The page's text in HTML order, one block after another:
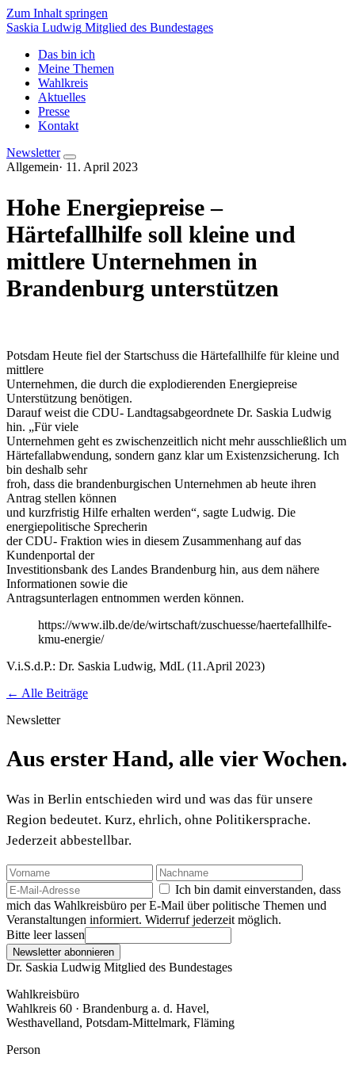
Zum Inhalt springen
Saskia Ludwig Mitglied des Bundestages
Das bin ich
Meine Themen
Wahlkreis
Aktuelles
Presse
Kontakt
Newsletter
Allgemein· 11. April 2023
Hohe Energiepreise –
Härtefallhilfe soll kleine und
mittlere Unternehmen in
Brandenburg unterstützen
Potsdam Heute fiel der Startschuss die Härtefallhilfe für kleine und
mittlere
Unternehmen, die durch die explodierenden Energiepreise
Unterstützung benötigen.
Darauf weist die CDU- Landtagsabgeordnete Dr. Saskia Ludwig
hin. „Für viele
Unternehmen geht es zwischenzeitlich nicht mehr ausschließlich um
Härtefallabwendung, sondern ganz klar um Existenzsicherung. Ich
bin deshalb sehr
froh, dass die brandenburgischen Unternehmen ab heute ihren
Antrag stellen können
und kurzfristig Hilfe erhalten werden“, sagte Ludwig. Die
energiepolitische Sprecherin
der CDU- Fraktion wies in diesem Zusammenhang auf das
Kundenportal der
Investitionsbank des Landes Brandenburg hin, aus dem nähere
Informationen sowie die
Antragsunterlagen entnommen werden können.
https://www.ilb.de/de/wirtschaft/zuschuesse/haertefallhilfe-
kmu-energie/
V.i.S.d.P.: Dr. Saskia Ludwig, MdL (11.April 2023)
← Alle Beiträge
Newsletter
Aus erster Hand, alle vier Wochen.
Was in Berlin entschieden wird und was das für unsere
Region bedeutet. Kurz, ehrlich, ohne Politikersprache.
Jederzeit abbestellbar.
Ich bin damit einverstanden, dass
mich das Wahlkreisbüro per E-Mail über politische Themen und
Veranstaltungen informiert. Widerruf jederzeit möglich.
Bitte leer lassen
Newsletter abonnieren
Dr. Saskia Ludwig Mitglied des Bundestages
Wahlkreisbüro
Wahlkreis 60 · Brandenburg a. d. Havel,
Westhavelland, Potsdam-Mittelmark, Fläming
Person